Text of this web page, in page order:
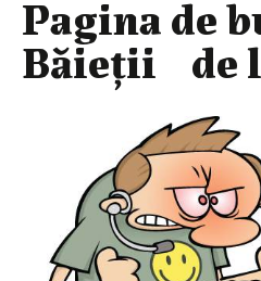
Pagina de
Băieții de